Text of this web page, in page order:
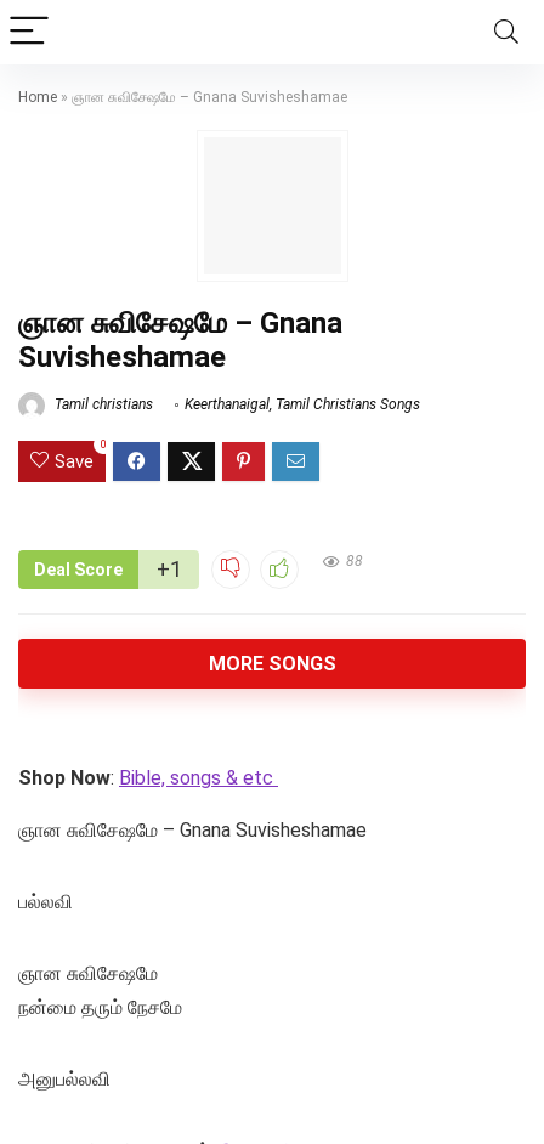
Home » ஞான சுவிசேஷமே – Gnana Suvisheshamae
ஞான சுவிசேஷமே – Gnana
Suvisheshamae
Tamil christians Keerthanaigal, Tamil Christians Songs
Save
0
Deal Score +1 88
MORE SONGS
Shop Now: Bible, songs & etc
ஞான சுவிசேஷமே – Gnana Suvisheshamae
பல்லவி
ஞான சுவிசேஷமே
நன்மை தரும் நேசமே
அனுபல்லவி